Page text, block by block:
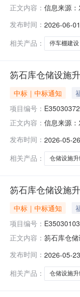
正文内容： 信息来源
福建万立
建设规模：
发布时间： 2026-06-
相关产品：
停车棚建设
笏石库仓储设施
中标｜中标通知
项目编号：
正文内容： 信息来源
陈坤（
发布时间： 2026-05-
相关产品：
仓储设施
笏石库仓储设施
中标｜中标通知
项目编号：
正文内容： 笏石库仓
称履约保
发布时间： 2026-05-
相关产品：
仓储设施